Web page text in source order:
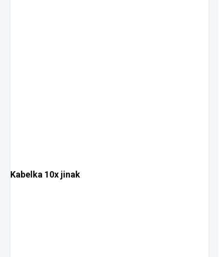
Kabelka 10x jinak